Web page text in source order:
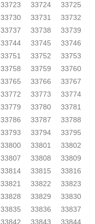
33723 33724
33725
33730 33731
33732
33737 33738
33739
33744 33745
33746
33751 33752
33753
33758 33759
33760
33765 33766
33767
33772 33773
33774
33779 33780
33781
33786 33787
33788
33793 33794
33795
33800 33801
33802
33807 33808
33809
33814 33815
33816
33821 33822
33823
33828 33829
33830
33835 33836
33837
33842 33843
33844